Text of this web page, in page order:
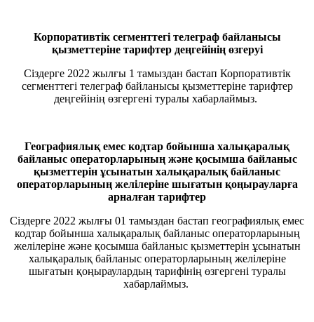
Корпоративтік сегменттегі телеграф байланысы
қызметтеріне тарифтер деңгейінің өзгеруі
Сіздерге 2022 жылғы 1 тамыздан бастап Корпоративтік
сегменттегі телеграф байланысы қызметтеріне тарифтер
деңгейінің өзгергені туралы хабарлаймыз.
Географиялық емес кодтар бойынша халықаралық
байланыс операторларының және қосымша байланыс
қызметтерін ұсынатын халықаралық байланыс
операторларының желілеріне шығатын қоңырауларға
арналған тарифтер
Сіздерге 2022 жылғы 01 тамыздан бастап географиялық емес
кодтар бойынша халықаралық байланыс операторларының
желілеріне және қосымша байланыс қызметтерін ұсынатын
халықаралық байланыс операторларының желілеріне
шығатын қоңыраулардың тарифінің өзгергені туралы
хабарлаймыз.